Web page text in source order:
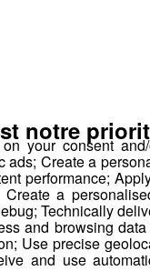
your consent
ads; Create a
performance;
a
Technically
and browsing
Use precise
and use
notre